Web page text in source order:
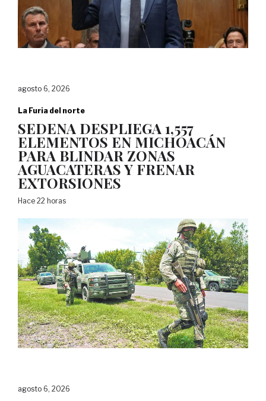
agosto 6, 2026
La Furia del norte
SEDENA DESPLIEGA 1,557
ELEMENTOS EN MICHOACÁN
PARA BLINDAR ZONAS
AGUACATERAS Y FRENAR
EXTORSIONES
Hace 22 horas
agosto 6, 2026